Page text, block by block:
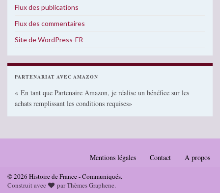
Flux des publications
Flux des commentaires
Site de WordPress-FR
PARTENARIAT AVEC AMAZON
« En tant que Partenaire Amazon, je réalise un bénéfice sur les
achats remplissant les conditions requises»
Mentions légales Contact A propos
© 2026 Histoire de France - Communiqués.
Construit avec
parThèmes Graphene.